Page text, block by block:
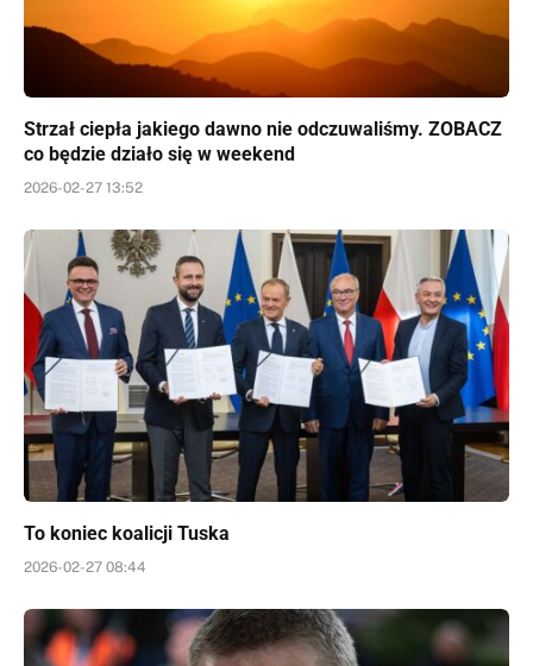
Strzał ciepła jakiego dawno nie odczuwaliśmy. ZOBACZ
co będzie działo się w weekend
2026-02-27 13:52
To koniec koalicji Tuska
2026-02-27 08:44